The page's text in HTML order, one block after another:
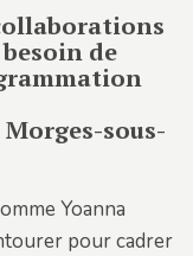
de
sous-
Yoanna
pour cadrer